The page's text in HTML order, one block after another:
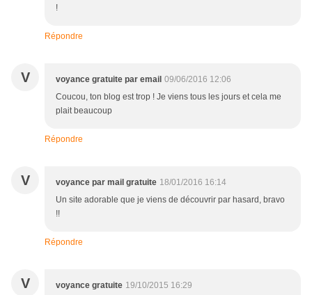
!
Répondre
V voyance gratuite par email 09/06/2016 12:06
Coucou, ton blog est trop ! Je viens tous les jours et cela me
plait beaucoup
Répondre
V voyance par mail gratuite 18/01/2016 16:14
Un site adorable que je viens de découvrir par hasard, bravo
!!
Répondre
V voyance gratuite 19/10/2015 16:29